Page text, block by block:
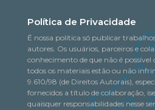
Política de Privacidade
É nossa política só publicar
autores. Os usuários, parceiros e
conhecimento de que não é possível
todos os materiais estão ou não
9.610/98 (de Direitos Autorais),
fornecidos a título de colaboração,
quaisquer responsabilidades nesse